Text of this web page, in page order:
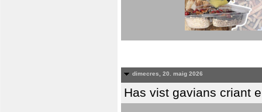
dimecres, 20. maig 2026
Has vist gavians criant